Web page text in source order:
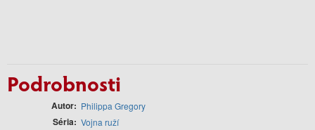
Podrobnosti
Autor Philippa Gregory
Séria Vojna ruží